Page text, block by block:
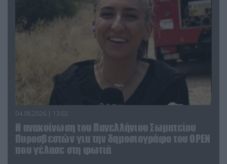
04.08.2026 | 13:02
Η ανακοίνωση του Πανελλήνιου Σωματείου
Πυροσβεστών για την δημοσιογράφο του OPEN
που γέλασε στη φωτιά